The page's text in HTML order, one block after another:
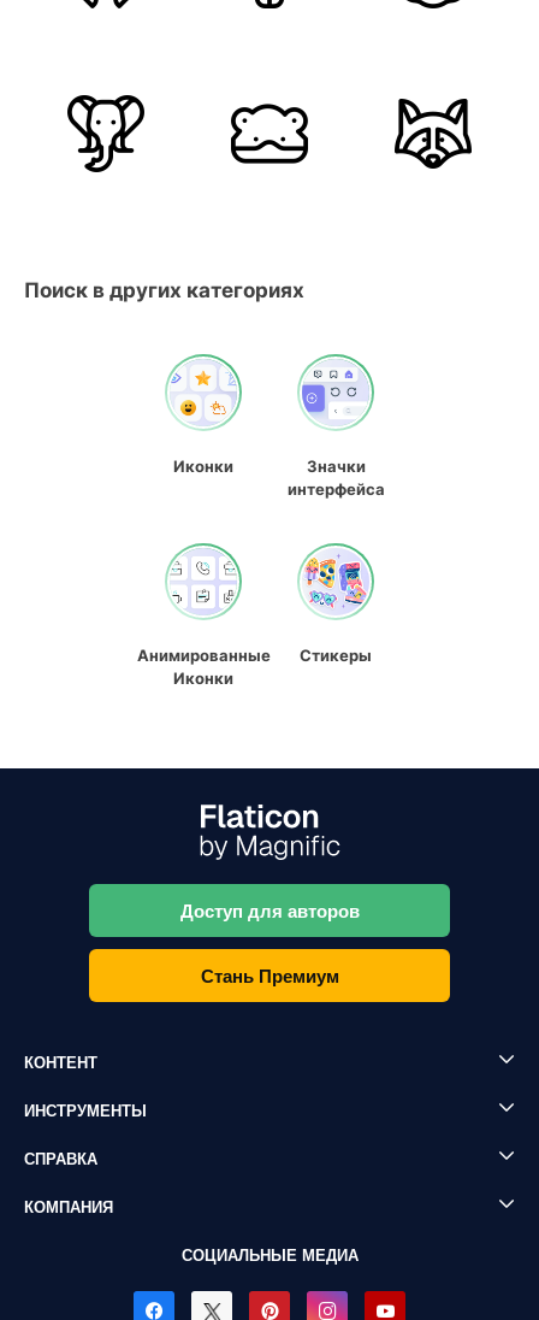
Поиск в других категориях
Иконки
Значки
интерфейса
Анимированные
Иконки
Стикеры
Доступ для авторов
Стань Премиум
КОНТЕНТ
ИНСТРУМЕНТЫ
СПРАВКА
КОМПАНИЯ
СОЦИАЛЬНЫЕ МЕДИА